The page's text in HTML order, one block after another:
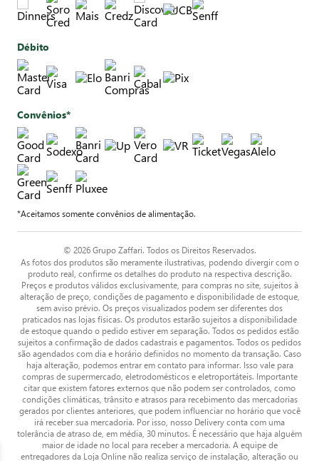
Débito
Convênios*
*Aceitamos somente convênios de alimentação.
© 2026 Grupo Zaffari. Todos os Direitos Reservados.
As fotos dos produtos são meramente ilustrativas, podendo divergir com o
produto real, confirme os detalhes do produto na respectiva descrição.
Preços e produtos válidos exclusivamente, para compras no site, sujeitos à
alteração de preço, condições de pagamento e disponibilidade de estoque,
sem aviso prévio. Os preços visualizados podem ser diferentes dos
praticados nas lojas físicas. Os produtos estarão sujeitos a disponibilidade
de estoque quando o pedido estiver em separação. Todos os pedidos estão
sujeitos a confirmação de dados cadastrais e pagamentos. Todos os pedidos
são agendados com dia e horário definidos no momento da transação. Caso
haja alteração, podemos entrar em contato para informar. Isso vale para
compras de supermercado, eletrodomésticos e eletroportáteis. Importante
citar que existem fatores externos que não podem ser controlados, como
condições climáticas, trânsito e atrasos para recebimento das mercadorias
gerados por clientes anteriores, que podem influenciar no horário que você
irá receber sua mercadoria. Por isso, nosso Delivery conta com uma
tolerância de atraso de, em média, 30 minutos. É necessário que haja alguém
maior de idade no local para receber a mercadoria. A equipe de
entregadores da Loja Online não realiza serviço de instalação, alteração ou